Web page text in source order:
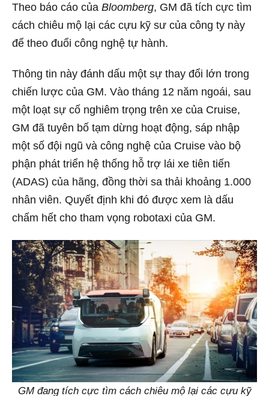
Theo báo cáo của Bloomberg, GM đã tích cực tìm
cách chiêu mộ lại các cựu kỹ sư của công ty này
để theo đuổi công nghệ tự hành.
Thông tin này đánh dấu một sự thay đổi lớn trong
chiến lược của GM. Vào tháng 12 năm ngoái, sau
một loạt sự cố nghiêm trọng trên xe của Cruise,
GM đã tuyên bố tạm dừng hoạt động, sáp nhập
một số đội ngũ và công nghệ của Cruise vào bộ
phận phát triển hệ thống hỗ trợ lái xe tiên tiến
(ADAS) của hãng, đồng thời sa thải khoảng 1.000
nhân viên. Quyết định khi đó được xem là dấu
chấm hết cho tham vọng robotaxi của GM.
GM đang tích cực tìm cách chiêu mộ lại các cựu kỹ